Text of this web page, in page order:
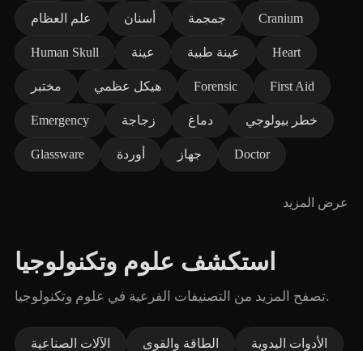
علم العظام أسنان جمجمة Cranium
Human Skull عينة عينة طبية Heart
مختبر هيكل عظمي Forensic First Aid
Emergency زجاجة دماغ خطر بيولوجي
Glassware أوردة جهاز Doctor
عرض المزيد
استكشف علوم وتكنولوجيا
تصفح المزيد من التصنيفات الفرعية في علوم وتكنولوجيا.
الآلات الصناعية الطاقة والقوى الأدوات اليدوية